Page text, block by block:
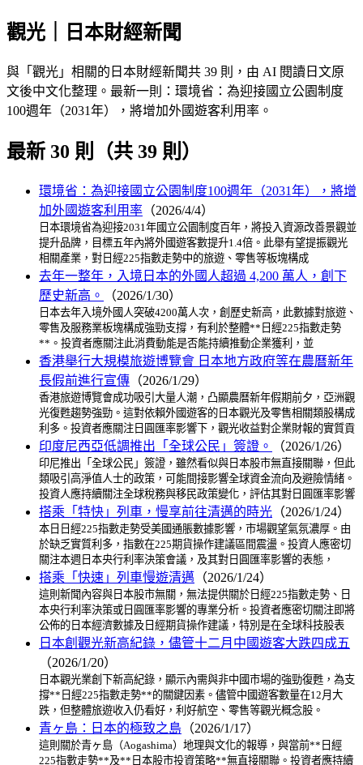
觀光｜日本財經新聞
與「觀光」相關的日本財經新聞共 39 則，由 AI 閱讀日文原
文後中文化整理。最新一則：環境省：為迎接國立公園制度
100週年（2031年），將增加外國遊客利用率。
最新 30 則（共 39 則）
環境省：為迎接國立公園制度100週年（2031年），將增
加外國遊客利用率 （2026/4/4）
日本環境省為迎接2031年國立公園制度百年，將投入資源改善景觀並
提升品牌，目標五年內將外國遊客數提升1.4倍。此舉有望提振觀光
相關產業，對日經225指數走勢中的旅遊、零售等板塊構成
去年一整年，入境日本的外國人超過 4,200 萬人，創下
歷史新高。
（2026/1/30）
日本去年入境外國人突破4200萬人次，創歷史新高，此數據對旅遊、
零售及服務業板塊構成強勁支撐，有利於整體**日經225指數走勢
**。投資者應關注此消費動能是否能持續推動企業獲利，並
香港舉行大規模旅遊博覽會 日本地方政府等在農曆新年
長假前進行宣傳 （2026/1/29）
香港旅遊博覽會成功吸引大量人潮，凸顯農曆新年假期前夕，亞洲觀
光復甦趨勢強勁。這對依賴外國遊客的日本觀光及零售相關類股構成
利多。投資者應關注日圓匯率影響下，觀光收益對企業財報的實質貢
印度尼西亞低調推出「全球公民」簽證。 （2026/1/26）
印尼推出「全球公民」簽證，雖然看似與日本股市無直接關聯，但此
類吸引高淨值人士的政策，可能間接影響全球資金流向及避險情緒。
投資人應持續關注全球稅務與移民政策變化，評估其對日圓匯率影響
搭乘「特快」列車，慢享前往清邁的時光 （2026/1/24）
本日日經225指數走勢受美國通脹數據影響，市場觀望氣氛濃厚。由
於缺乏實質利多，指數在225期貨操作建議區間震盪。投資人應密切
關注本週日本央行利率決策會議，及其對日圓匯率影響的表態，
搭乘「快速」列車慢遊清邁 （2026/1/24）
這則新聞內容與日本股市無關，無法提供關於日經225指數走勢、日
本央行利率決策或日圓匯率影響的專業分析。投資者應密切關注即將
公佈的日本經濟數據及日經期貨操作建議，特別是在全球科技股表
日本創觀光新高紀錄，儘管十二月中國遊客大跌四成五
（2026/1/20）
日本觀光業創下新高紀錄，顯示內需與非中國市場的強勁復甦，為支
撐**日經225指數走勢**的關鍵因素。儘管中國遊客數量在12月大
跌，但整體旅遊收入仍看好，利好航空、零售等觀光概念股。
青ヶ島：日本的極致之島 （2026/1/17）
這則關於青ヶ島（Aogashima）地理與文化的報導，與當前**日經
225指數走勢**及**日本股市投資策略**無直接關聯。投資者應持續